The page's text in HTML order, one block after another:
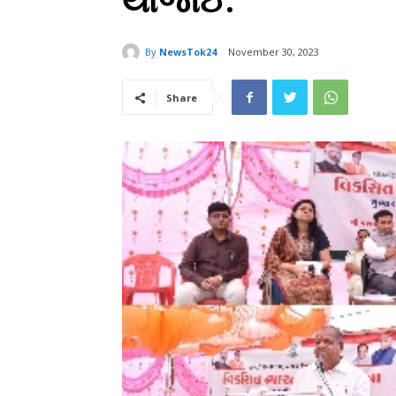
By NewsTok24 November 30, 2023
Share